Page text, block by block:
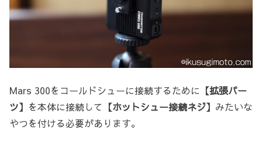
Mars 300をコールドシューに接続するために 【拡張パー
ツ】 を本体に接続して 【ホットシュー接続ネジ】 みたいな
やつを付ける必要があります。